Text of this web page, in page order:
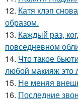
12. Катя клэп
образом.
13. Каждый раз,
повседневном
14. Что такое
любой макияж это
15. Не меняя
16. Последние